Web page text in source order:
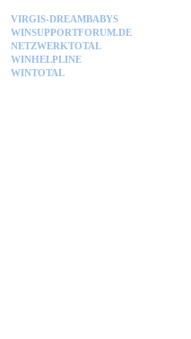
VIRGIS-DREAMBABYS
WINSUPPORTFORUM.DE
NETZWERKTOTAL
WINHELPLINE
WINTOTAL